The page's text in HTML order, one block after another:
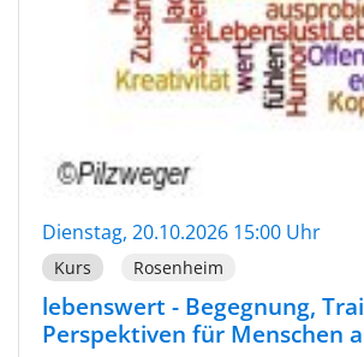
Dienstag, 20.10.2026 15:00 Uhr
Kurs Rosenheim
lebenswert - Begegnung,
Perspektiven für Menschen